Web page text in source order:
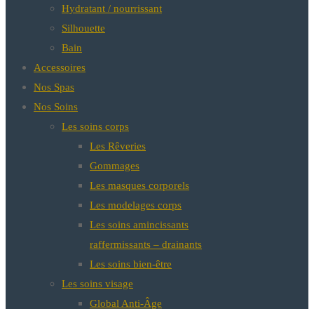
Hydratant / nourrissant
Silhouette
Bain
Accessoires
Nos Spas
Nos Soins
Les soins corps
Les Rêveries
Gommages
Les masques corporels
Les modelages corps
Les soins amincissants
raffermissants – drainants
Les soins bien-être
Les soins visage
Global Anti-Âge